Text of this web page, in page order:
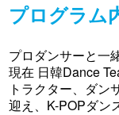
プログラム
プロダンサーと一
現在 日韓Dance
トラクター、ダン
迎え、K-POPダン